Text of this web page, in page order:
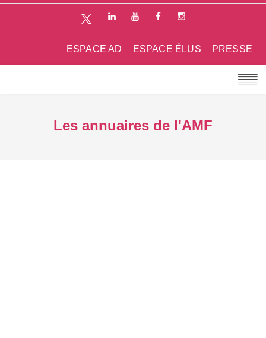
PRESSE
ESPACE ÉLUS
ESPACE AD
Les annuaires de l'AMF